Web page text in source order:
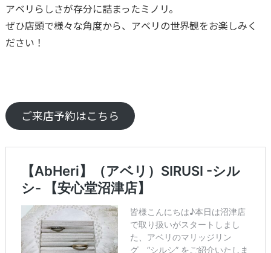
アベリらしさが存分に詰まったミノリ。
ぜひ店頭で様々な角度から、アベリの世界観をお楽しみく
ださい！
ご来店予約はこちら